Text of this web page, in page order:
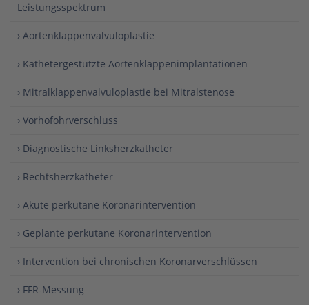
Leistungsspektrum
› Aortenklappenvalvuloplastie
› Kathetergestützte Aortenklappenimplantationen
› Mitralklappenvalvuloplastie bei Mitralstenose
› Vorhofohrverschluss
› Diagnostische Linksherzkatheter
› Rechtsherzkatheter
› Akute perkutane Koronarintervention
› Geplante perkutane Koronarintervention
› Intervention bei chronischen Koronarverschlüssen
› FFR-Messung